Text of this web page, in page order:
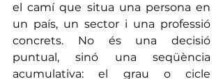
el camí que situa una persona en
un país, un sector i una professió
concrets. No és una decisió
puntual, sinó una seqüència
acumulativa: el grau o cicle